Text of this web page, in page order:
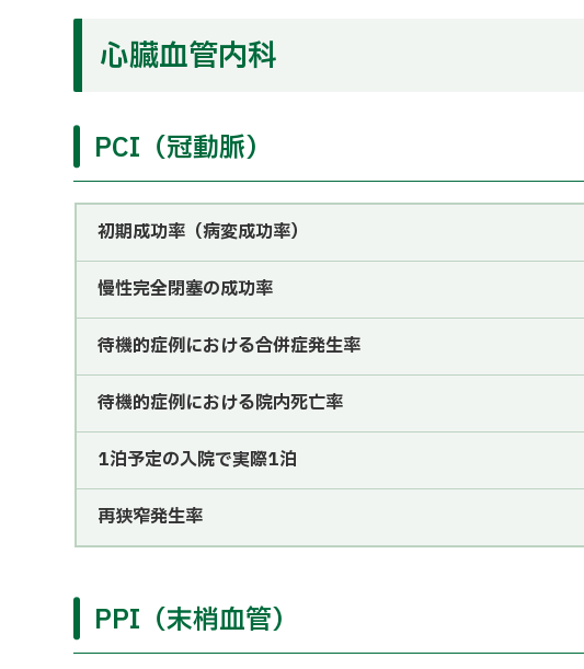
心臓血管内科
PCI（冠動脈）
初期成功率（病変成功率）
慢性完全閉塞の成功率
待機的症例における合併症発生率
待機的症例における院内死亡率
1泊予定の入院で実際1泊
再狭窄発生率
PPI（末梢血管）